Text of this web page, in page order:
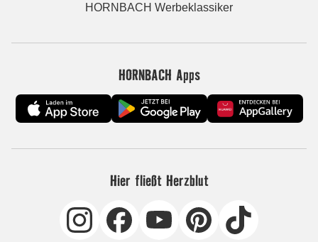
HORNBACH Werbeklassiker
HORNBACH Apps
Hier fließt Herzblut